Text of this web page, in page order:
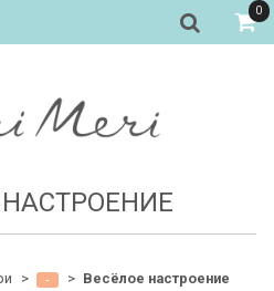
0
- Весёлое настроение